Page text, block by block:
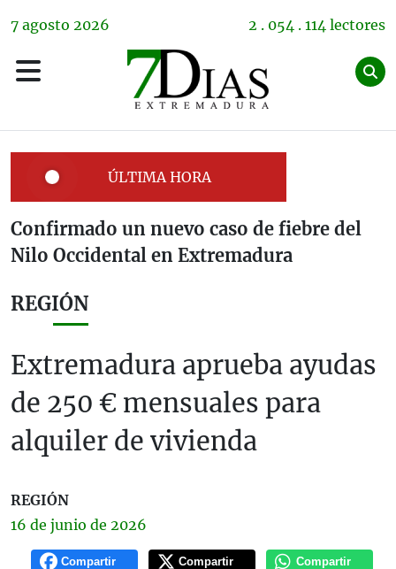
7 agosto 2026 2 . 054 . 114 lectores
ÚLTIMA HORA
Confirmado un nuevo caso de fiebre del
Nilo Occidental en Extremadura
REGIÓN
Extremadura aprueba ayudas
de 250 € mensuales para
alquiler de vivienda
REGIÓN
16 de junio de 2026
Compartir Compartir Compartir